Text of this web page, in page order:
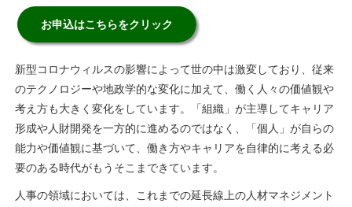
お申込はこちらをクリック
新型コロナウィルスの影響によって世の中は激変しており、従来
のテクノロジーや地政学的な変化に加えて、働く人々の価値観や
考え方も大きく変化をしています。「組織」が主導してキャリア
形成や人財開発を一方的に進めるのではなく、「個人」が自らの
能力や価値観に基づいて、働き方やキャリアを自律的に考える必
要のある時代がもうそこまできています。
人事の領域においては、これまでの延長線上の人材マネジメント